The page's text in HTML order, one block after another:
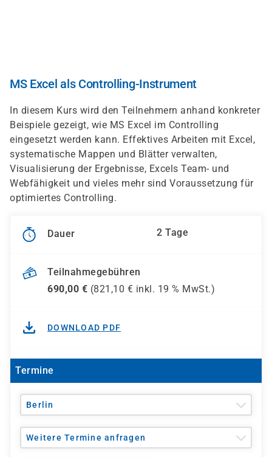
MS Excel als Controlling-Instrument
In diesem Kurs wird den Teilnehmern anhand konkreter
Beispiele gezeigt, wie MS Excel im Controlling
eingesetzt werden kann. Effektives Arbeiten mit Excel,
systematische Mappen und Blätter verwalten,
Visualisierung der Ergebnisse, Excels Team- und
Webfähigkeit und vieles mehr sind Voraussetzung für
optimiertes Controlling.
Dauer 2 Tage
Teilnahmegebühren
690,00 € (821,10 € inkl. 19 % MwSt.)
DOWNLOAD PDF
Termine
Berlin
Weitere Termine anfragen